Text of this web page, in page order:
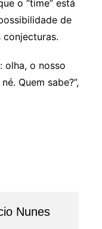
o “time” está
de
conjecturas.
olha, o nosso
Quem sabe?”,
Nunes